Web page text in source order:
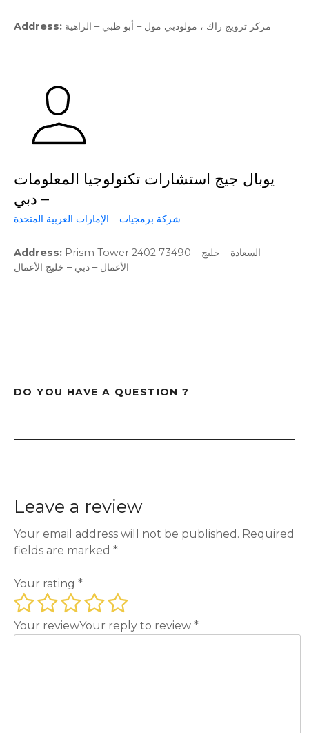
Address مركز ترويج راك ، مولودبي مول – أبو ظبي – الزاهية
يوبال جيج استشارات تكنولوجيا المعلومات
– دبي
شركة برمجيات – الإمارات العربية المتحدة
Address
Prism Tower 2402 73490 – السعادة – خليج
الأعمال – دبي – خليج الأعمال
DO YOU HAVE A QUESTION ?
Leave a review
Your email address will not be published. Required
fields are marked *
Your rating *
Your reviewYour reply to review *